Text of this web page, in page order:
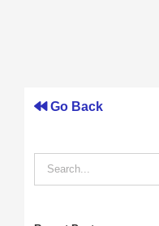
Go Back
Search